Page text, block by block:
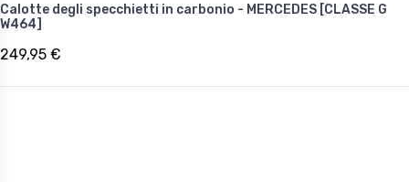
Calotte degli specchietti in carbonio - MERCEDES [CLASSE G
W464]
249,95 €